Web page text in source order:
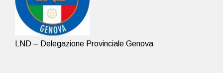
LND – Delegazione Provinciale Genova